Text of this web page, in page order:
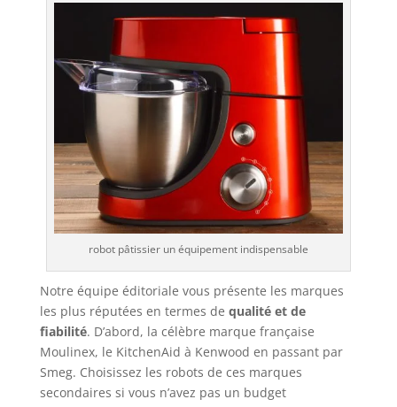
robot pâtissier un équipement indispensable
Notre équipe éditoriale vous présente les marques
les plus réputées en termes de qualité et de
fiabilité. D’abord, la célèbre marque française
Moulinex, le KitchenAid à Kenwood en passant par
Smeg. Choisissez les robots de ces marques
secondaires si vous n’avez pas un budget